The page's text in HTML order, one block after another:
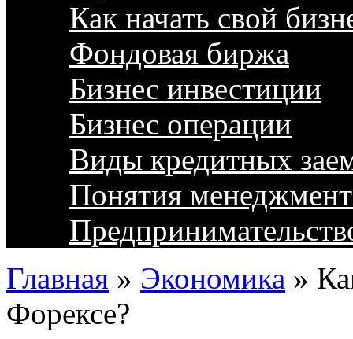
Как начать свой
Фондовая биржа
Бизнес инвестиции
Бизнес операции
Виды кредитных
Понятия
Главная » Экономика »
Форексе?